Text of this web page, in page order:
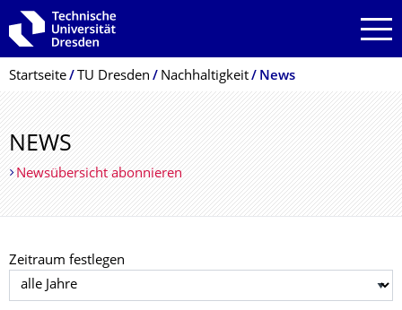
Zur Hauptnavigation springen
Zur Suche springen
Zum Inhalt springen
Breadcrumb-Menü
Startseite TU Dresden Nachhaltigkeit News
NEWS
Newsübersicht abonnieren
Zeitraum festlegen
Jahr auswählen